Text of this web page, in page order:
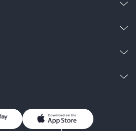
男子向けラノベ
お問い合わせ